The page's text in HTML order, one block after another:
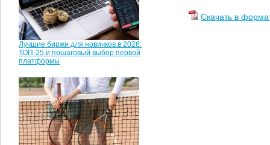
Лучшие биржи для новичков в 2026:
ТОП-25 и пошаговый выбор первой
платформы
Скачать в